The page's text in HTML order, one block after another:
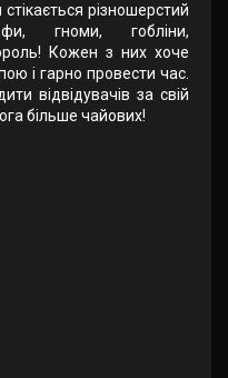
різношерстий
гноми, гобліни,
Кожен з них хоче
і гарно провести час.
відвідувачів за свій
більше чайових!